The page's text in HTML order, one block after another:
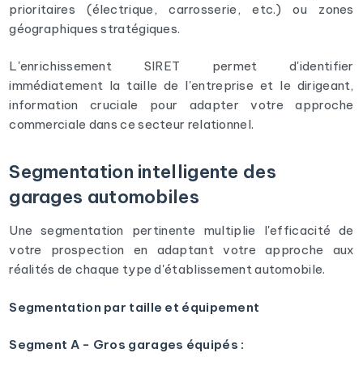
prioritaires (électrique, carrosserie, etc.) ou zones
géographiques stratégiques.
L'enrichissement SIRET permet d'identifier
immédiatement la taille de l'entreprise et le dirigeant,
information cruciale pour adapter votre approche
commerciale dans ce secteur relationnel.
Segmentation intelligente des
garages automobiles
Une segmentation pertinente multiplie l'efficacité de
votre prospection en adaptant votre approche aux
réalités de chaque type d'établissement automobile.
Segmentation par taille et équipement
Segment A - Gros garages équipés :